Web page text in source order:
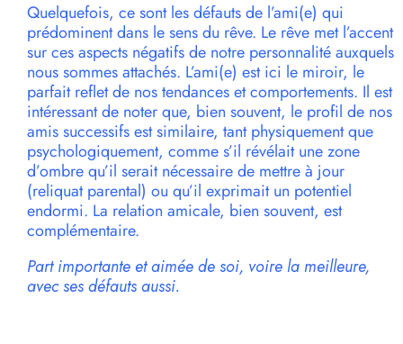
Quelquefois, ce sont les défauts de l’ami(e) qui
prédominent dans le sens du rêve. Le rêve met l’accent
sur ces aspects négatifs de notre personnalité auxquels
nous sommes attachés. L’ami(e) est ici le miroir, le
parfait reflet de nos tendances et comportements. Il est
intéressant de noter que, bien souvent, le profil de nos
amis successifs est similaire, tant physiquement que
psychologiquement, comme s’il révélait une zone
d’ombre qu’il serait nécessaire de mettre à jour
(reliquat parental) ou qu’il exprimait un potentiel
endormi. La relation amicale, bien souvent, est
complémentaire.
Part importante et aimée de soi, voire la meilleure,
avec ses défauts aussi.